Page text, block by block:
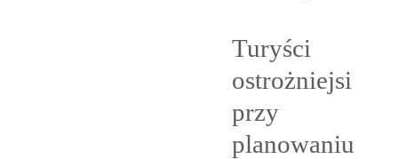
Turyści
ostrożniejsi
przy
planowaniu